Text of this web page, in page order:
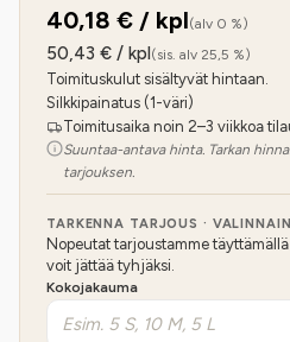
40,18 € / kpl(alv 0 %)
50,43 € / kpl(sis. alv 25,5 %)
Toimituskulut sisältyvät hintaan.
Silkkipainatus (1-väri)
Toimitusaika noin 2–3 viikkoa
Suuntaa-antava hinta. Tarkan
tarjouksen.
TARKENNA TARJOUS ·
Nopeutat tarjoustamme
voit jättää tyhjäksi.
Kokojakauma